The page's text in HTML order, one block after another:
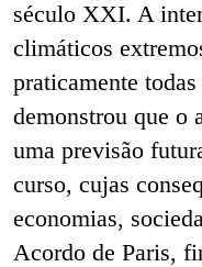
século XXI. A
climáticos
praticamente
demonstrou que o
uma previsão
curso, cujas
economias,
Acordo de Paris,